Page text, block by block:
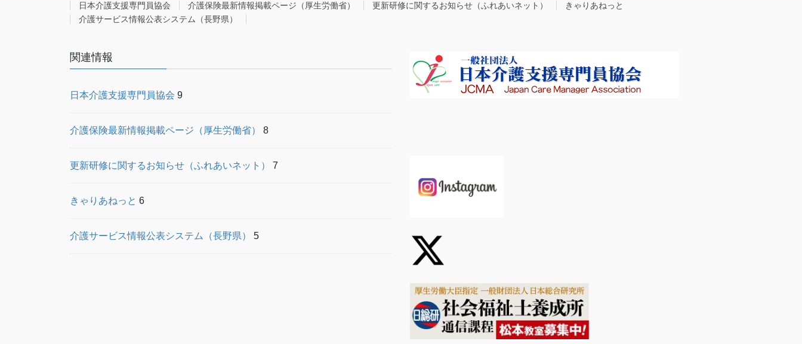
日本介護支援専門員協会 介護保険最新情報掲載ページ（厚生労働省） 更新研修に関するお知らせ（ふれあいネット）
きゃりあねっと
介護サービス情報公表システム（長野県）
関連情報
日本介護支援専門員協会 9
介護保険最新情報掲載ページ（厚生労働省） 8
更新研修に関するお知らせ（ふれあいネット） 7
きゃりあねっと 6
介護サービス情報公表システム（長野県） 5